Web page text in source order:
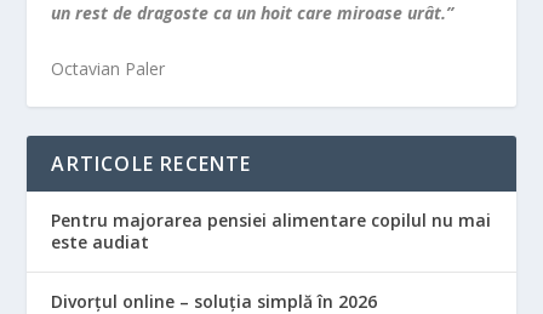
un rest de dragoste ca un hoit care miroase urât.”
Octavian Paler
ARTICOLE RECENTE
Pentru majorarea pensiei alimentare copilul nu mai
este audiat
Divorțul online – soluția simplă în 2026